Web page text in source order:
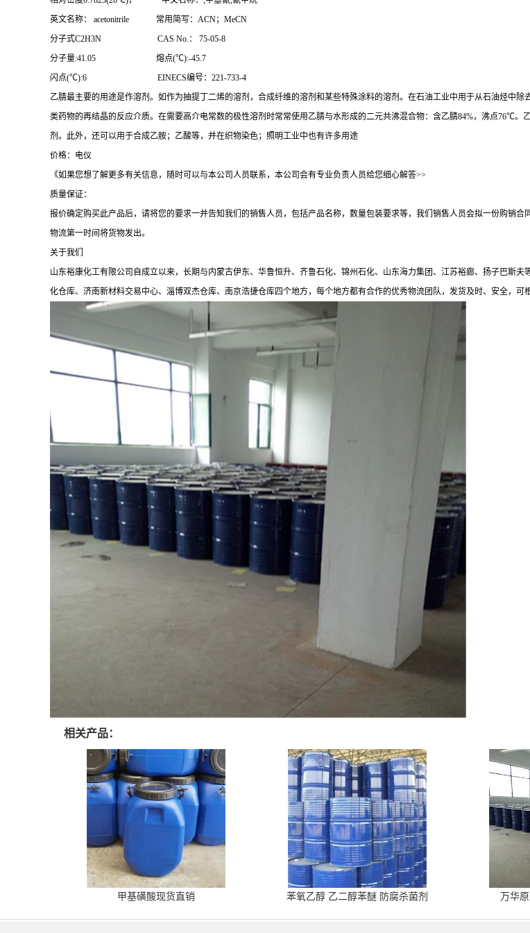
英文名称： acetonitrile 常用简写：ACN；MeCN
分子式C2H3N CAS No.： 75-05-8
分子量:41.05 熔点(℃):-45.7
闪点(℃):6 EINECS编号：221-733-4
乙腈最主要的用途是作溶剂。如作为抽提丁二烯的溶剂，合成纤维的溶剂和某些特殊涂料的溶剂。在石油工业中用于从石油烃中
类药物的再结晶的反应介质。在需要高介电常数的极性溶剂时常常使用乙腈与水形成的二元共沸混合物：含乙腈84%，沸点76℃
剂。此外，还可以用于合成乙胺；乙酸等，并在织物染色；照明工业中也有许多用途
价格：电仪
《如果您想了解更多有关信息，随时可以与本公司人员联系，本公司会有专业负责人员给您细心解答>>
质量保证：
报价确定购买此产品后，请将您的要求一并告知我们的销售人员，包括产品名称，数量包装要求等，我们销售人员会拟一份购销
物流第一时间将货物发出。
关于我们
山东裕康化工有限公司自成立以来，长期与内蒙古伊东、华鲁恒升、齐鲁石化、锦州石化、山东海力集团、江苏裕廊、扬子巴斯
化仓库、济南新材料交易中心、淄博双杰仓库、南京浩捷仓库四个地方，每个地方都有合作的优秀物流团队，发货及时、安全，可
相关产品：
甲基磺酸现货直销 苯氧乙醇 乙二醇苯醚 防腐杀菌剂 万华